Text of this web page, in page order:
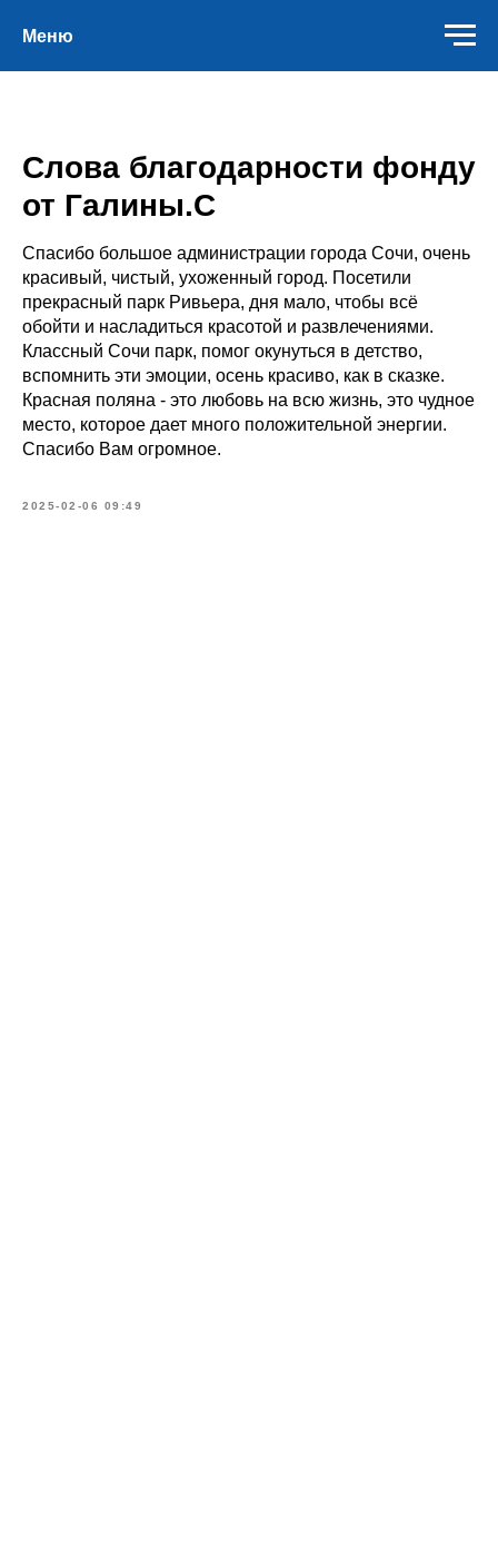
Меню
Слова благодарности фонду
от Галины.С
Спасибо большое администрации города Сочи, очень
красивый, чистый, ухоженный город. Посетили
прекрасный парк Ривьера, дня мало, чтобы всё
обойти и насладиться красотой и развлечениями.
Классный Сочи парк, помог окунуться в детство,
вспомнить эти эмоции, осень красиво, как в сказке.
Красная поляна - это любовь на всю жизнь, это чудное
место, которое дает много положительной энергии.
Спасибо Вам огромное.
2025-02-06 09:49